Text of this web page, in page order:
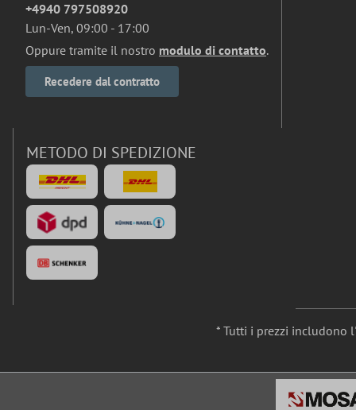
+4940 797508920
Lun-Ven, 09:00 - 17:00
Oppure tramite il nostro modulo di contatto.
Recedere dal contratto
METODO DI SPEDIZIONE
* Tutti i prezzi includono